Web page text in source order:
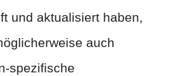
und aktualisiert haben,
auch
spezifische